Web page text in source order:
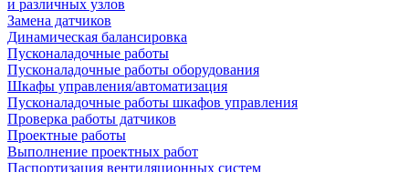
и различных узлов
Замена датчиков
Динамическая балансировка
Пусконаладочные работы
Пусконаладочные работы оборудования
Шкафы управления/автоматизация
Пусконаладочные работы шкафов управления
Проверка работы датчиков
Проектные работы
Выполнение проектных работ
Паспортизация вентиляционных систем